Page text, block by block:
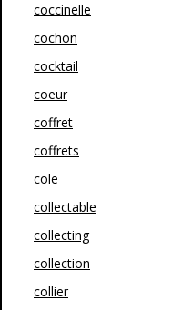
coccinelle
cochon
cocktail
coeur
coffret
coffrets
cole
collectable
collecting
collection
collier